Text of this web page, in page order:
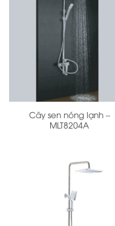
Cây sen nóng lạnh –
MLT8204A